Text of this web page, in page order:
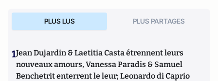
PLUS LUS PLUS PARTAGES
1Jean Dujardin & Laetitia Casta étrennent leurs
nouveaux amours, Vanessa Paradis & Samuel
Benchetrit enterrent le leur; Leonardo di Caprio